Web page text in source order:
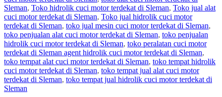
Sleman, Toko hidrolik cuci motor terdekat di Sleman, Toko jual alat
cuci motor terdekat di Sleman, Toko jual hidrolik cuci motor
terdekat di Sleman, toko jual mesin cuci motor terdekat di Sleman,
toko penjualan alat cuci motor terdekat di Sleman, toko penjualan
hidrolik cuci motor terdekat di Sleman, toko peralatan cuci motor
terdekat di Sleman agent hidrolik cuci motor terdekat di Sleman,
toko tempat alat cuci motor terdekat di Sleman, toko tempat hidrolik
cuci motor terdekat di Sleman, toko tempat jual alat cuci motor
terdekat di Sleman, toko tempat jual hidrolik cuci motor terdekat di
Sleman